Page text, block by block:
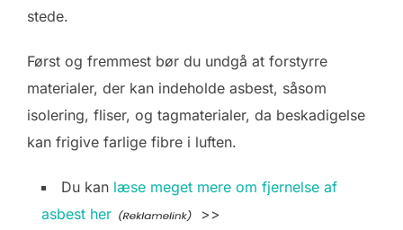
stede.
Først og fremmest bør du undgå at forstyrre
materialer, der kan indeholde asbest, såsom
isolering, fliser, og tagmaterialer, da beskadigelse
kan frigive farlige fibre i luften.
Du kan læse meget mere om fjernelse af
asbest her
>>